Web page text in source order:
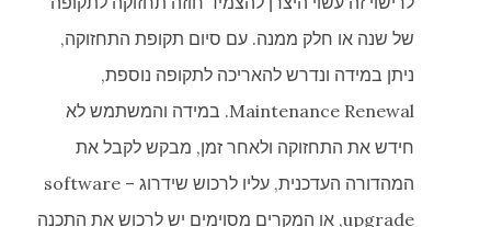
של שנה או חלק ממנה. עם סיום תקופת התחזוקה,
ניתן במידה ונדרש להאריכה לתקופה נוספת,
Maintenance Renewal. במידה והמשתמש לא
חידש את התחזוקה ולאחר זמן, מבקש לקבל את
המהדורה העדכנית, עליו לרכוש שידרוג – software
upgrade, או המקרים מסוימים יש לרכוש את התכנה